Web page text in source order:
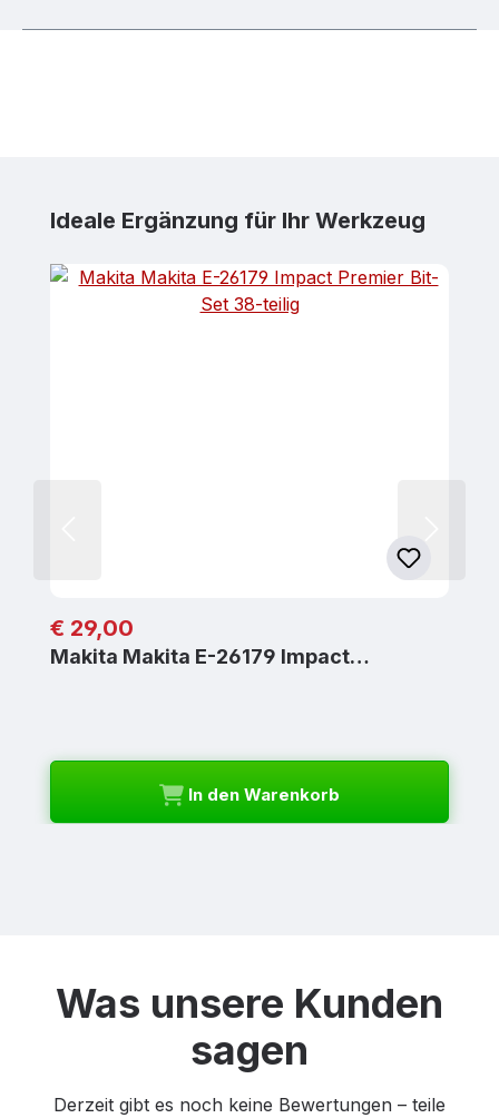
Produktgalerie überspringen
Ideale Ergänzung für Ihr Werkzeug
Regulärer Preis:
€ 29,00
Makita Makita E-26179 Impact…
In den Warenkorb
Was unsere Kunden
sagen
Derzeit gibt es noch keine Bewertungen – teile